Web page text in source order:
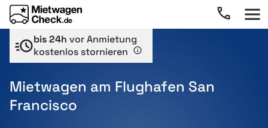
bis 24h vor Anmietung
kostenlos stornieren
Mietwagen am Flughafen San
Francisco